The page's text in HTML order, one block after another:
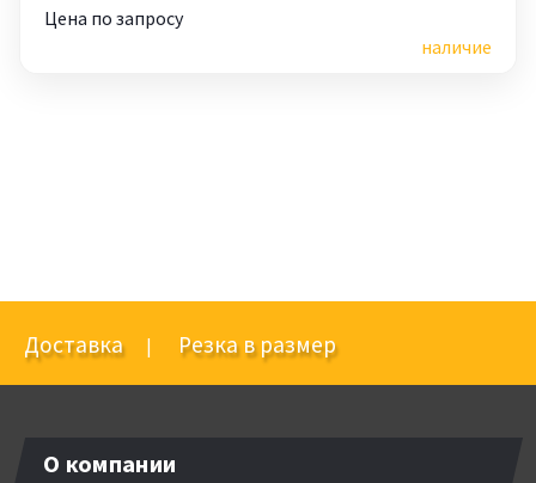
Цена по запросу
наличие
Доставка| Резка в размер
О компании